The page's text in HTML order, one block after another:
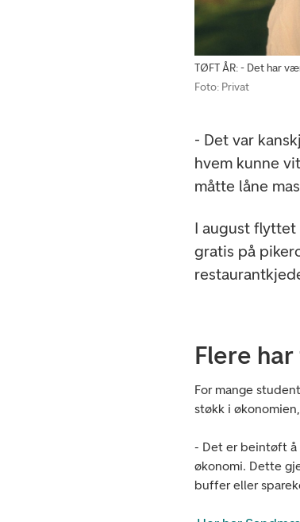
TØFT ÅR: - Det har
Foto: Privat
- Det var
hvem kunne
måtte låne
I august
gratis på
Flere
For mange
støkk i
- Det er beintøft å
økonomi. Dette
buffer eller